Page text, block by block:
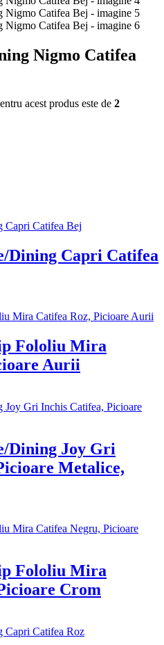
Nigmo Catifea
acest produs este de 2
Dining Capri Catifea
Fololiu Mira
Aurii
Dining Joy Gri
Metalice,
Fololiu Mira
Crom